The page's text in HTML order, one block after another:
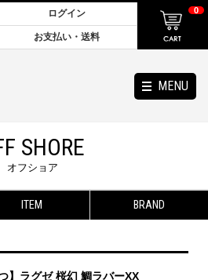
MENU
ログイン
お支払い・送料
0
SHORE
オフショア
ITEM BRAND
】ラグゼ 桜幻 鯛ラバーXX